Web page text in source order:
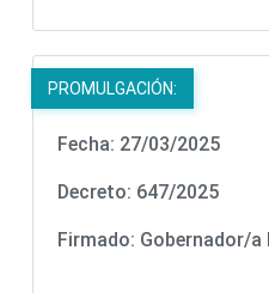
PROMULGACIÓN:
Fecha: 27/03/2025
Decreto: 647/2025
Firmado: Gobernador/a